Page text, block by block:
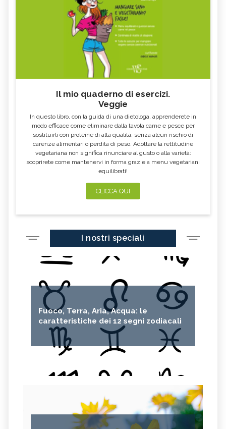
Il mio quaderno di esercizi.
Veggie
In questo libro, con la guida di una dietologa, apprenderete in
modo efficace come eliminare dalla tavola carne e pesce per
sostituirli con proteine di alta qualità, senza alcun rischio di
carenze alimentari o perdita di peso. Adottare la rettitudine
vegetariana non significa rinunciare al gusto o alla varietà:
scoprirete come mantenervi in forma grazie a menu vegetariani
equilibrati!
CLICCA QUI
I nostri speciali
Fuoco, Terra, Aria, Acqua: le
caratteristiche dei 12 segni zodiacali